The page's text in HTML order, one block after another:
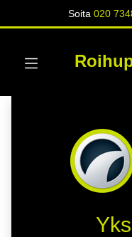
Soita020